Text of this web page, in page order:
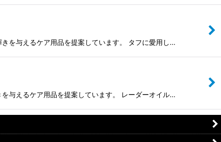
を与えるケア用品を提案しています。 タフに愛用し…
与えるケア用品を提案しています。 レーダーオイル…